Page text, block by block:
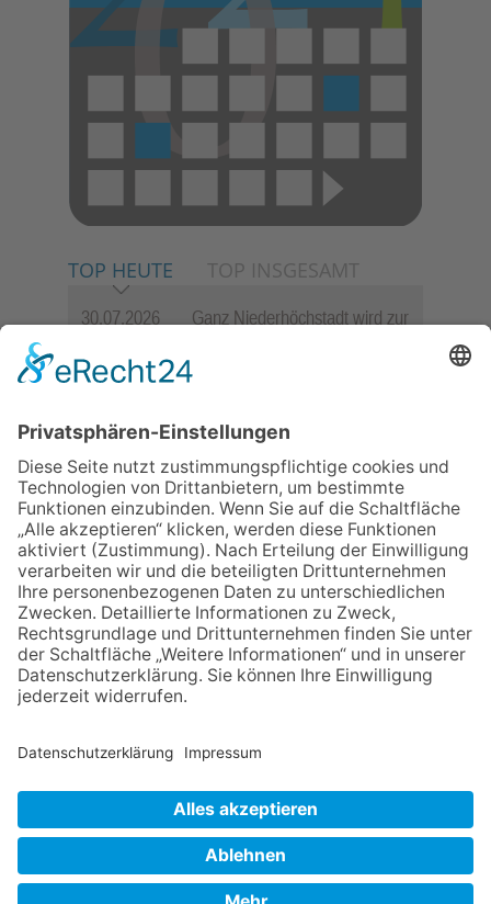
TOP HEUTE TOP INSGESAMT
30.07.2026
Ganz Niederhöchstadt wird zur
06.08.2026
Jugendchor Hochtaunus
Programm „Changes“
Sommerabend: Der Rettershof
lädt wieder zum Weinfest ein
06.08.2026
Hisamoto und Tölke begeistern
mit Werken von Walter
Wachsmuth
09.07.2026
Wasserampel steht auf Gelb:
Stadt ruft zum Wassersparen
auf
NACH OBEN
Datenschutz Netiquette FAQ